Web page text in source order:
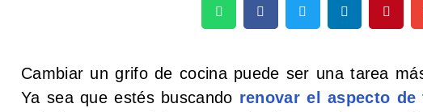
Cambiar un grifo de cocina puede ser una tarea
Ya sea que estés buscando renovar el aspecto de